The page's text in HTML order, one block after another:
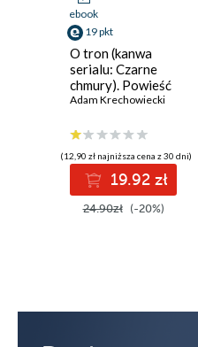
ebook
19 pkt
O tron (kanwa
serialu: Czarne
chmury). Powieść
historyczna z XVII
Adam Krechowiecki
(12,90 zł najniższa cena z 30 dni)
19.92 zł
24.90zł (-20%)